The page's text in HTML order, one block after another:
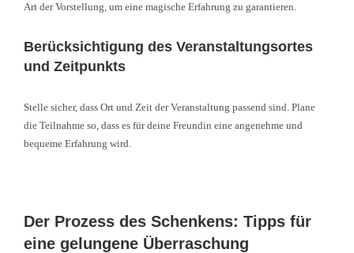
Art der Vorstellung, um eine magische Erfahrung zu garantieren.
Berücksichtigung des Veranstaltungsortes
und Zeitpunkts
Stelle sicher, dass Ort und Zeit der Veranstaltung passend sind. Plane
die Teilnahme so, dass es für deine Freundin eine angenehme und
bequeme Erfahrung wird.
Der Prozess des Schenkens: Tipps für
eine gelungene Überraschung